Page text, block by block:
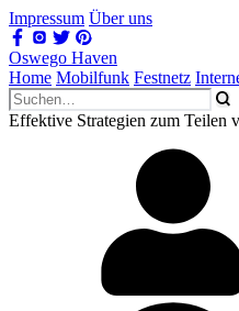
Impressum Über uns
Oswego Haven
Home Mobilfunk Festnetz
Effektive Strategien zum Teilen